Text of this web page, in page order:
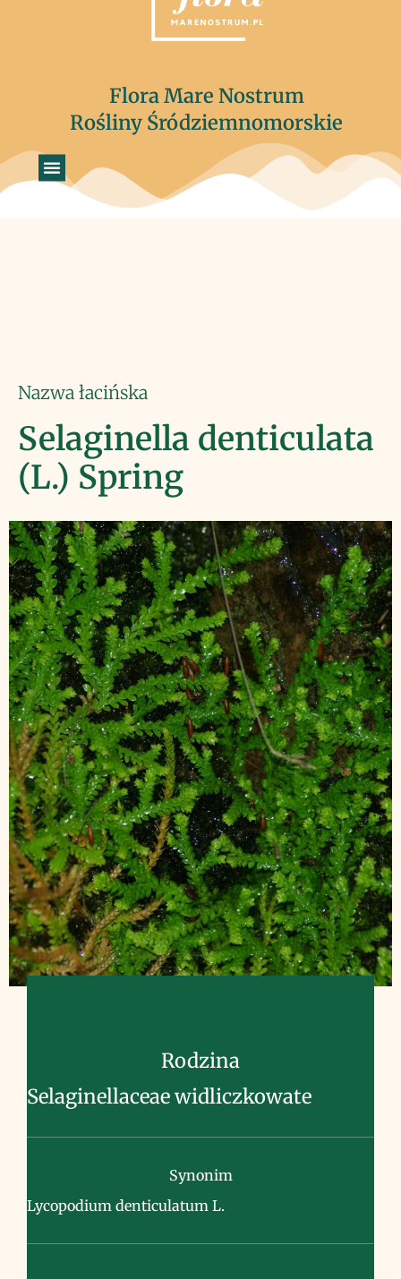
Flora Mare Nostrum
Rośliny Śródziemnomorskie
Nazwa łacińska
Selaginella denticulata
(L.) Spring
Rodzina
Selaginellaceae widliczkowate
Synonim
Lycopodium denticulatum L.